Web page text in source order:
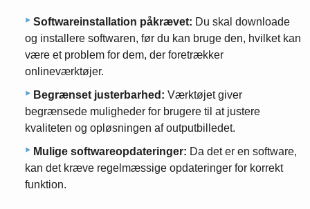
Softwareinstallation påkrævet: Du skal downloade
og installere softwaren, før du kan bruge den, hvilket kan
være et problem for dem, der foretrækker
onlineværktøjer.
Begrænset justerbarhed: Værktøjet giver
begrænsede muligheder for brugere til at justere
kvaliteten og opløsningen af ​​outputbilledet.
Mulige softwareopdateringer: Da det er en software,
kan det kræve regelmæssige opdateringer for korrekt
funktion.